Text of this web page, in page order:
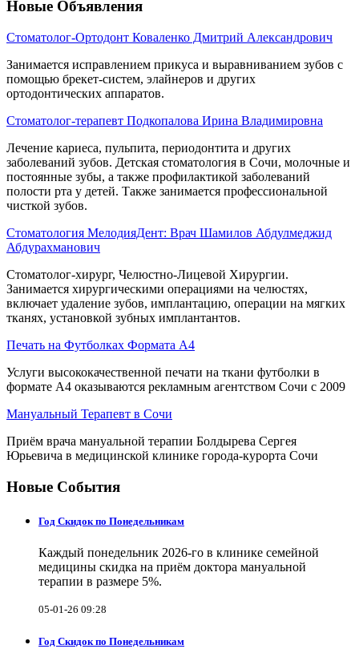
Новые Объявления
Стоматолог-Ортодонт Коваленко Дмитрий Александрович
Занимается исправлением прикуса и выравниванием зубов с
помощью брекет-систем, элайнеров и других
ортодонтических аппаратов.
Стоматолог-терапевт Подкопалова Ирина Владимировна
Лечение кариеса, пульпита, периодонтита и других
заболеваний зубов. Детская стоматология в Сочи, молочные и
постоянные зубы, а также профилактикой заболеваний
полости рта у детей. Также занимается профессиональной
чисткой зубов.
Стоматология МелодияДент: Врач Шамилов Абдулмеджид
Абдурахманович
Стоматолог-хирург, Челюстно-Лицевой Хирургии.
Занимается хирургическими операциями на челюстях,
включает удаление зубов, имплантацию, операции на мягких
тканях, установкой зубных имплантантов.
Печать на Футболках Формата А4
Услуги высококачественной печати на ткани футболки в
формате А4 оказываются рекламным агентством Сочи с 2009
Мануальный Терапевт в Сочи
Приём врача мануальной терапии Болдырева Сергея
Юрьевича в медицинской клинике города-курорта Сочи
Новые События
Год Скидок по Понедельникам
Каждый понедельник 2026-го в клинике семейной
медицины скидка на приём доктора мануальной
терапии в размере 5%.
05-01-26 09:28
Год Скидок по Понедельникам